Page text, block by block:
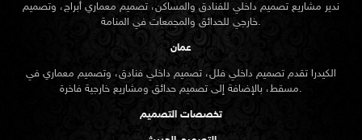
ندير مشاريع تصميم داخلي للفنادق والمساكن، تصميم معماري أبراج، وتصميم
خارجي للحدائق والمجمعات في المنامة.
عمان
الكيدرا تقدم تصميم داخلي فلل، تصميم داخلي فنادق، وتصميم معماري في
مسقط، بالإضافة إلى تصميم حدائق ومشاريع خارجية فاخرة.
تخصصات التصميم